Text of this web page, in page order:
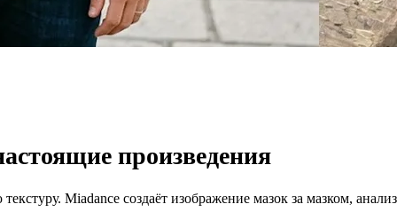
произведения
Miadance создаёт изображение мазок за мазком,